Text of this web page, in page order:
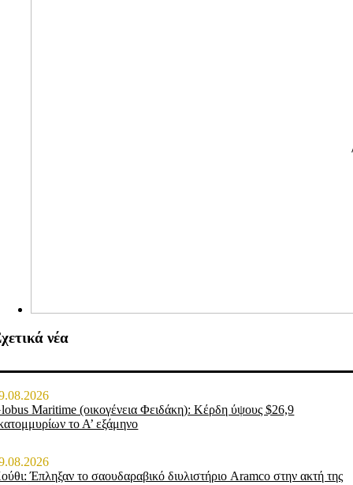
νέα
Maritime (οικογένεια Φειδάκη): Κέρδη ύψους $26,9
το Α’ εξάμηνο
Έπληξαν το σαουδαραβικό διυλιστήριο Aramco στην ακτή της